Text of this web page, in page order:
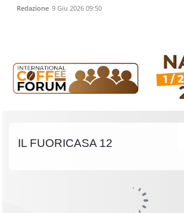
Redazione 9 Giu 2026 09:50